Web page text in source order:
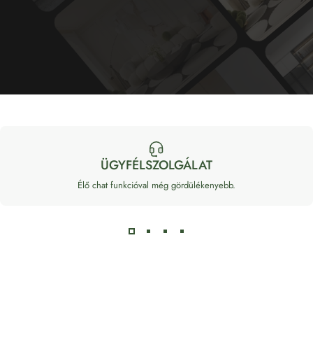
ÜGYFÉLSZOLGÁLAT
Élő chat funkcióval még gördülékenyebb.